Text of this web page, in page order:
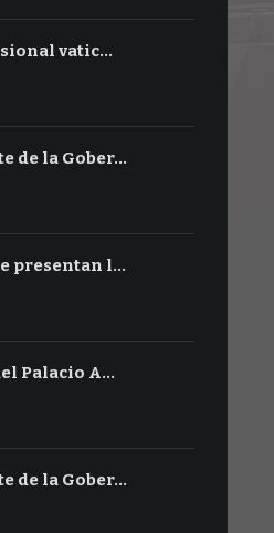
vatic…
de la Gober…
presentan l…
Palacio A…
de la Gober…